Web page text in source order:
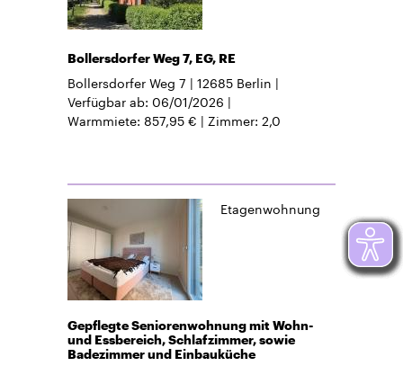
Bollersdorfer Weg 7, EG, RE
Bollersdorfer Weg 7 12685 Berlin
Verfügbar ab 06/01/2026
Warmmiete 857,95 € Zimmer 2,0
Etagenwohnung
Gepflegte Seniorenwohnung mit Wohn-
und Essbereich, Schlafzimmer, sowie
Badezimmer und Einbauküche